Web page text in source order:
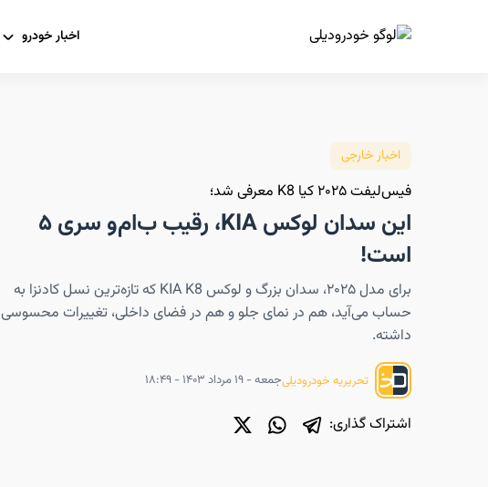
اخبار خودرو
اخبار خارجی
فیس‌لیفت ۲۰۲۵ کیا K8 معرفی شد؛
این سدان لوکس KIA، رقیب ب‌ام‌و سری ۵
است!
برای مدل ۲۰۲۵، سدان بزرگ و لوکس KIA K8 که تازه‌ترین نسل کادنزا به
حساب می‌آید، هم در نمای جلو و هم در فضای داخلی، تغییرات محسوسی
داشته.
تحریریه خودرودیلیجمعه - ۱۹ مرداد ۱۴۰۳ - ۱۸:۴۹
اشتراک گذاری: